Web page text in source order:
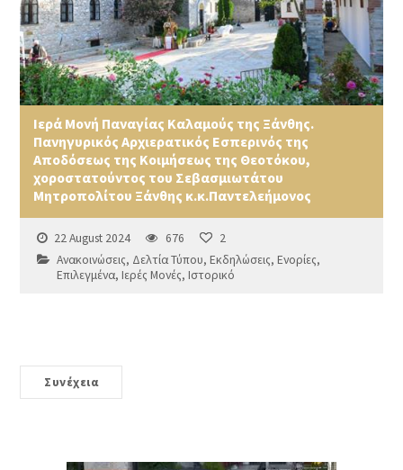
Ιερά Μονή Παναγίας Καλαμούς της Ξάνθης.
Πανηγυρικός Αρχιερατικός Εσπερινός της
Αποδόσεως της Κοιμήσεως της Θεοτόκου,
χοροστατούντος του Σεβασμιωτάτου
Μητροπολίτου Ξάνθης κ.κ.Παντελεήμονος
22 August 2024 676
2
Ανακοινώσεις, Δελτία Τύπου,Εκδηλώσεις,Ενορίες,
Επιλεγμένα,Ιερές Μονές,Ιστορικό
Συνέχεια